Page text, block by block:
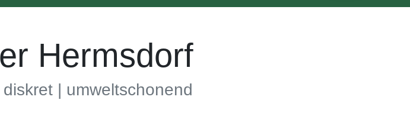
Hermsdorf
| umweltschonend